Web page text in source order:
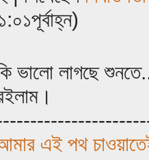
ভালো লাগছে
এই পথ